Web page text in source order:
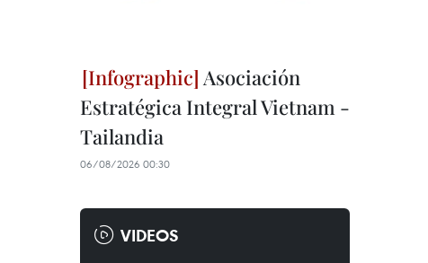
Asociación
Estratégica Integral Vietnam -
Tailandia
06/08/2026 00:30
VIDEOS